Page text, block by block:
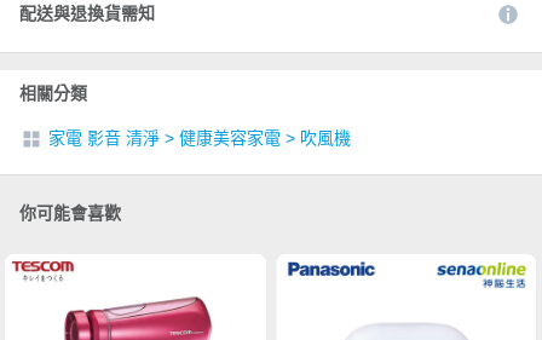
配送與退換貨需知
相關分類
家電 影音 清淨 > 健康美容家電 > 吹風機
你可能會喜歡